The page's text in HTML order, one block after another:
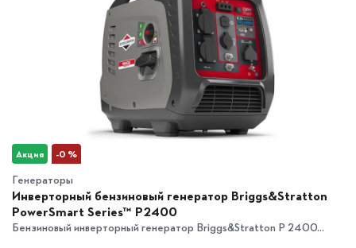
Акция -0 %
Генераторы
Инверторный бензиновый генератор Briggs&Stratton
PowerSmart Series™ P2400
Бензиновый инверторный генератор Briggs&Stratton P 2400...